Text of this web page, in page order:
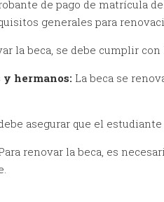
de pago de matrícula
generales para
la beca, se debe cumplir
y hermanos: La beca se
asegurar que el
renovar la beca, es